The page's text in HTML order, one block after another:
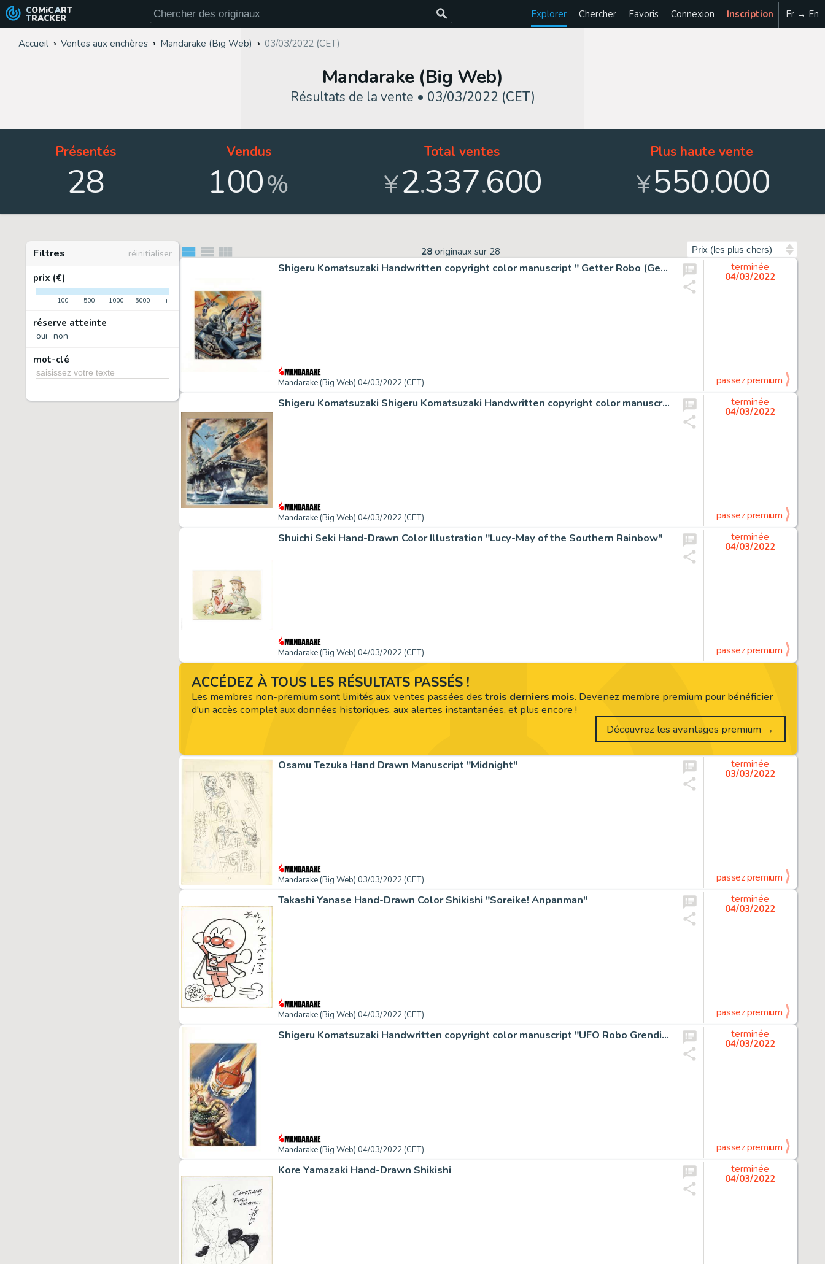
COMiC ART
TRACKER Explorer Chercher Favoris Connexion Inscription Fr → En
Accueil Ventes aux enchères Mandarake (Big Web) 03/03/2022 (CET)
Mandarake (Big Web)
Résultats de la vente • 03/03/2022 (CET)
Présentés
28
Vendus
100%
Total ventes
¥2.337.600
Plus haute vente
¥550.000
Filtres
réinitialiser
prix (€)
- 100 500 1000 5000 +
réserve atteinte
oui non
mot-clé
28 originaux sur 28
Shigeru Komatsuzaki Handwritten copyright color manuscript " Getter Robo (Getter Robot) G"
Mandarake (Big Web) 04/03/2022 (CET)
terminée
04/03/2022
passez premium
Shigeru Komatsuzaki Shigeru Komatsuzaki Handwritten copyright color manuscript "America Light Aircraft Carrier of Zero Fighter"
Mandarake (Big Web) 04/03/2022 (CET)
terminée
04/03/2022
passez premium
Shuichi Seki Hand-Drawn Color Illustration "Lucy-May of the Southern Rainbow"
Mandarake (Big Web) 04/03/2022 (CET)
terminée
04/03/2022
passez premium
Osamu Tezuka Hand Drawn Manuscript "Midnight"
Mandarake (Big Web) 03/03/2022 (CET)
terminée
03/03/2022
passez premium
Takashi Yanase Hand-Drawn Color Shikishi "Soreike! Anpanman"
Mandarake (Big Web) 04/03/2022 (CET)
terminée
04/03/2022
passez premium
Shigeru Komatsuzaki Handwritten copyright color manuscript "UFO Robo Grendizer"
Mandarake (Big Web) 04/03/2022 (CET)
terminée
04/03/2022
passez premium
Kore Yamazaki Hand-Drawn Shikishi
terminée
04/03/2022
ACCÉDEZ À TOUS LES RÉSULTATS PASSÉS !
Les membres non-premium sont limités aux ventes passées des trois derniers mois. Devenez membre premium pour bénéficier
d'un accès complet aux données historiques, aux alertes instantanées, et plus encore !
Découvrez les avantages premium →